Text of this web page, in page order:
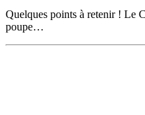
Quelques points à retenir ! Le
poupe…